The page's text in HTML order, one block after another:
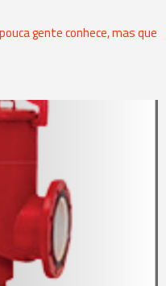
gente conhece, mas que